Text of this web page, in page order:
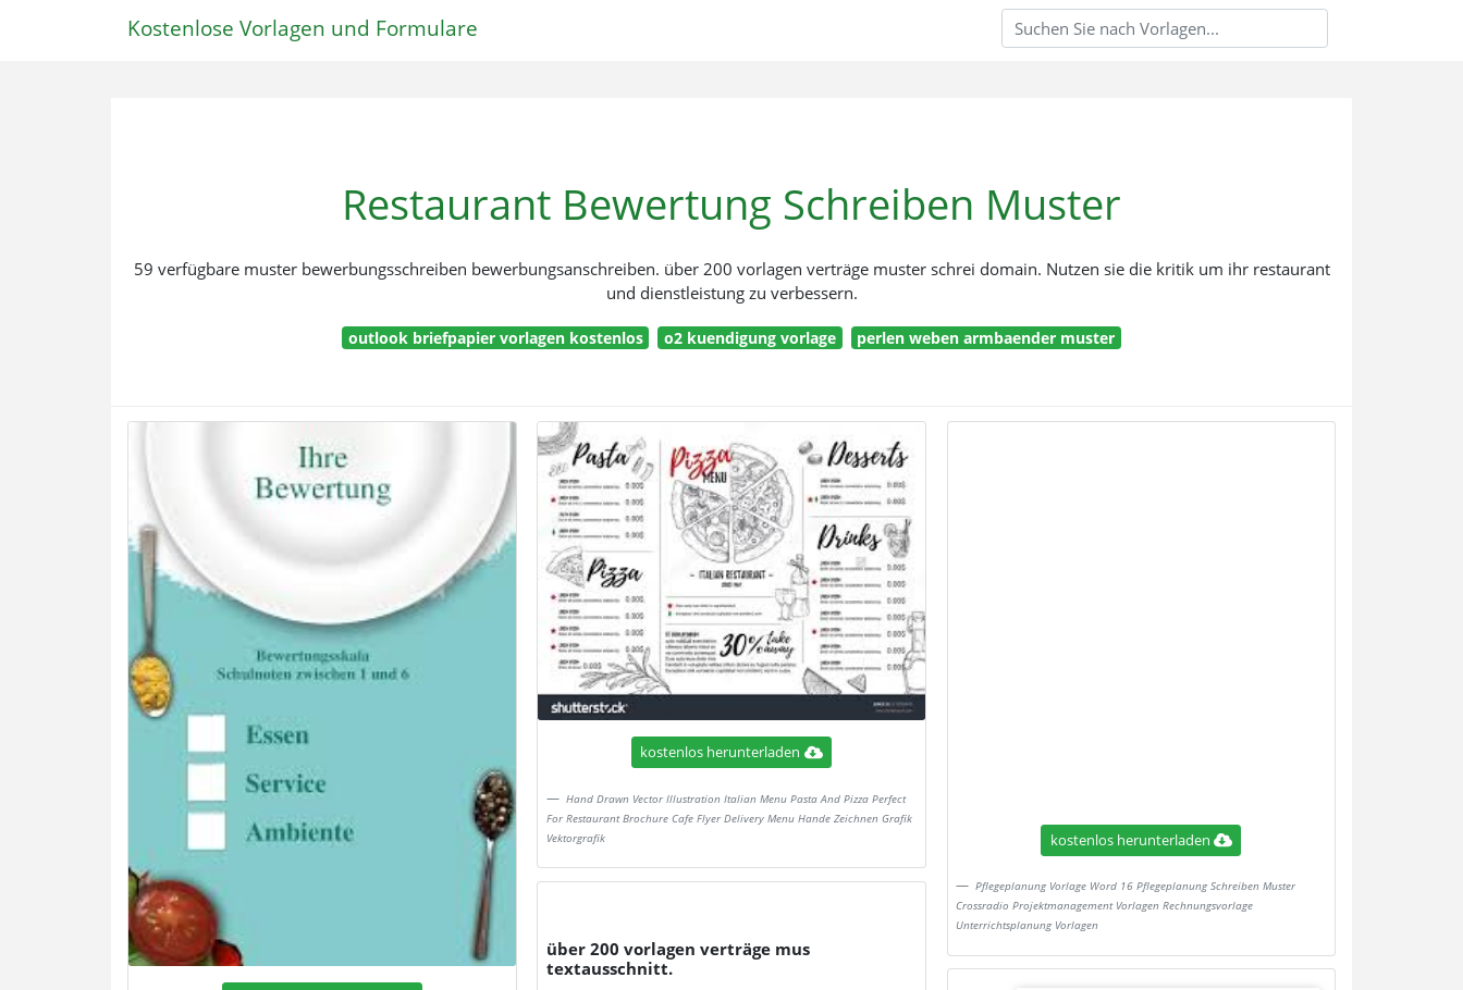
Kostenlose Vorlagen und Formulare
Restaurant Bewertung Schreiben Muster
59 verfügbare muster bewerbungsschreiben bewerbungsanschreiben. über 200 vorlagen verträge muster schrei domain. Nutzen sie die kritik um ihr restaurant
und dienstleistung zu verbessern.
outlook briefpapier vorlagen kostenlos o2 kuendigung vorlage perlen weben armbaender muster
kostenlos herunterladen
Hand Drawn Vector Illustration Italian Menu Pasta And Pizza Perfect
For Restaurant Brochure Cafe Flyer Delivery Menu Hande Zeichnen Grafik
Vektorgrafik
über 200 vorlagen verträge mus
textausschnitt.
kostenlos herunterladen
Pflegeplanung Vorlage Word 16 Pflegeplanung Schreiben Muster
Crossradio Projektmanagement Vorlagen Rechnungsvorlage
Unterrichtsplanung Vorlagen